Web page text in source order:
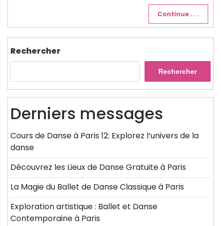
Continue . . .
Rechercher
Rechercher
Derniers messages
Cours de Danse à Paris 12: Explorez l’univers de la
danse
Découvrez les Lieux de Danse Gratuite à Paris
La Magie du Ballet de Danse Classique à Paris
Exploration artistique : Ballet et Danse
Contemporaine à Paris